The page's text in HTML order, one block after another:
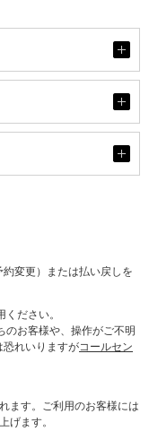
開
開
開
変更）または払い戻しを
ださい。
のお客様や、操作がご不明
恐れいりますがコールセン
ます。ご利用のお客様には
げます。